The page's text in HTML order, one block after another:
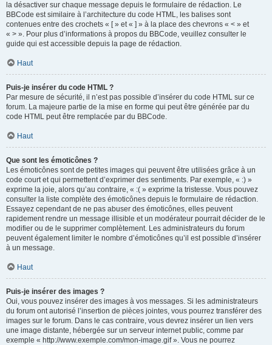
la désactiver sur chaque message depuis le formulaire de rédaction. Le
BBCode est similaire à l’architecture du code HTML, les balises sont
contenues entre des crochets « [ » et « ] » à la place des chevrons « < » et
« > ». Pour plus d’informations à propos du BBCode, veuillez consulter le
guide qui est accessible depuis la page de rédaction.
Haut
Puis-je insérer du code HTML ?
Par mesure de sécurité, il n’est pas possible d’insérer du code HTML sur ce
forum. La majeure partie de la mise en forme qui peut être générée par du
code HTML peut être remplacée par du BBCode.
Haut
Que sont les émoticônes ?
Les émoticônes sont de petites images qui peuvent être utilisées grâce à un
code court et qui permettent d’exprimer des sentiments. Par exemple, « :) »
exprime la joie, alors qu’au contraire, « :( » exprime la tristesse. Vous pouvez
consulter la liste complète des émoticônes depuis le formulaire de rédaction.
Essayez cependant de ne pas abuser des émoticônes, elles peuvent
rapidement rendre un message illisible et un modérateur pourrait décider de le
modifier ou de le supprimer complètement. Les administrateurs du forum
peuvent également limiter le nombre d’émoticônes qu’il est possible d’insérer
à un message.
Haut
Puis-je insérer des images ?
Oui, vous pouvez insérer des images à vos messages. Si les administrateurs
du forum ont autorisé l’insertion de pièces jointes, vous pourrez transférer des
images sur le forum. Dans le cas contraire, vous devrez insérer un lien vers
une image distante, hébergée sur un serveur internet public, comme par
exemple « http://www.exemple.com/mon-image.gif ». Vous ne pourrez